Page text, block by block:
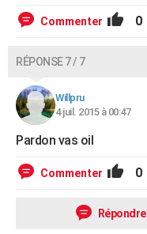
Commenter 0
RÉPONSE 7 / 7
Willpru
4 juil. 2015 à 00:47
Pardon vas oil
Commenter 0
Répondre